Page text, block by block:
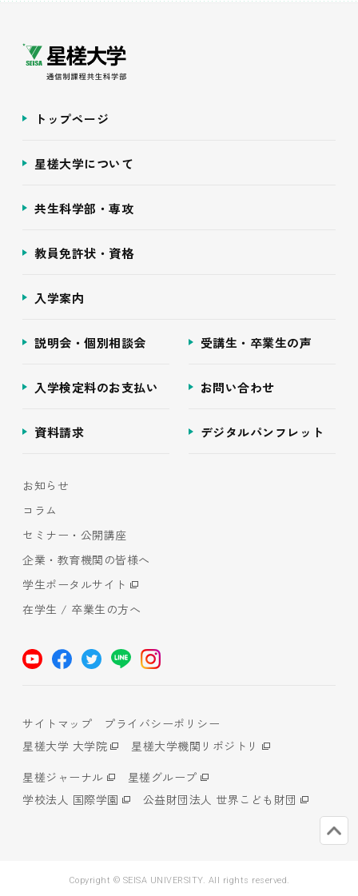
トップページ
星槎大学について
共生科学部・専攻
教員免許状・資格
入学案内
説明会・個別相談会 受講生・卒業生の声
入学検定料のお支払い お問い合わせ
資料請求 デジタルパンフレット
お知らせ
コラム
セミナー・公開講座
企業・教育機関の皆様へ
学生ポータルサイト
在学生 / 卒業生の方へ
サイトマップ
プライバシーポリシー
星槎大学 大学院
星槎大学機関リポジトリ
星槎ジャーナル
星槎グループ
学校法人 国際学園
公益財団法人 世界こども財団
Copyright © SEISA UNIVERSITY. All rights reserved.